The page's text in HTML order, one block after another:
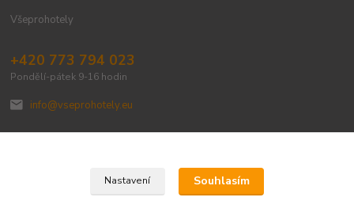
Všeprohotely
+420 773 794 023
Pondělí-pátek 9-16 hodin
info@vseprohotely.eu
Upravit sběr cookies.
Nastavení Souhlasím